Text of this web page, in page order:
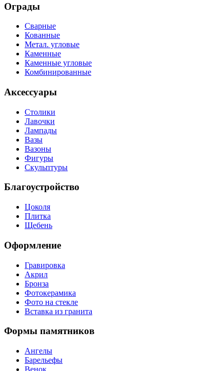
Ограды
Сварные
Кованные
Метал. угловые
Каменные
Каменные угловые
Комбинированные
Аксессуары
Столики
Лавочки
Лампады
Вазы
Вазоны
Фигуры
Скульптуры
Благоустройство
Цоколя
Плитка
Щебень
Оформление
Гравировка
Акрил
Бронза
Фотокерамика
Фото на стекле
Вставка из гранита
Формы памятников
Ангелы
Барельефы
Венок